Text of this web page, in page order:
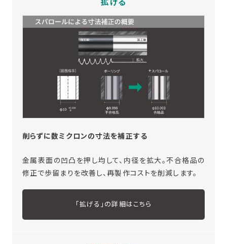
削らずに数ミクロンの寸法を補正する
金属表面の凹凸を押し均して、内径を拡大。不合格品の
修正で歩留まりを改善し、再製作コストを削減します。
「拡げる」の詳細はこちら